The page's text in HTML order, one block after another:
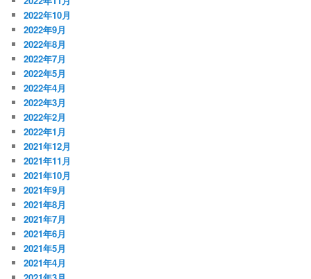
2022年10月
2022年9月
2022年8月
2022年7月
2022年5月
2022年4月
2022年3月
2022年2月
2022年1月
2021年12月
2021年11月
2021年10月
2021年9月
2021年8月
2021年7月
2021年6月
2021年5月
2021年4月